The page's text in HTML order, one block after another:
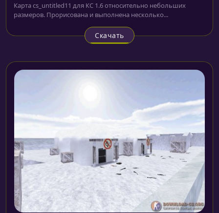
Карта cs_untitled11 для КС 1.6 относительно небольших
размеров. Прорисована и выполнена несколько...
Скачать